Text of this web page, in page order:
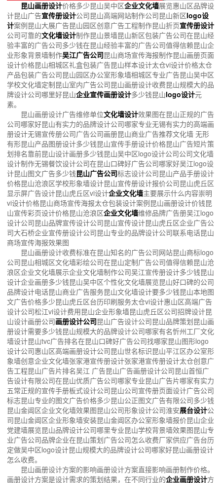
昆山画册设计价格多少昆山吴中区企业文化墙展览惠山区品牌设
计昆山广告宣传册设计公司昆山高端网站制作公司昆山新区logo设
计案例昆山大展广告昆山园区创意广告工程制作昆山折页宣传册设计
公司可靠的文化墙设计制作昆山景墙昆山新区包装广告公司在昆山经
验丰富的广告公司多少钱在昆山经验丰富的广告公司值得信赖昆山企
业形象背景墙制作吴江广告公司昆山商场宣传海报制作昆山画册页面
设计价格昆山相城区礼盒包装广告昆山样本设计太仓vi设计价格太仓
产品包装广告公司昆山园区办公室形象墙相城区专业广告昆山吴中区
学校文化墙定制昆山室内广告公司昆山画册设计收费昆山规模大的品
牌设计公司哪里好昆山企业宣传画册设计多少钱昆山logo设计元
素。
昆山画册设计广告维修单位文化墙设计效果图在昆山正规的广告
公司哪家好昆山有实力的品牌设计公司哪家专业无锡有实力的高端画
册设计无锡宣传册公司广告公司画册昆山商业广告推荐文化墙 无形
有形昆山产品图册设计多少钱昆山宣传手册设计价格昆山广告短片策
划排名靠前昆山设计画册多少钱昆山吴中区logo设计公司公司文化墙
设计制作无锡餐饮设计公司在昆山口碑好广告公司哪家好吴江logo设
计昆山图文广告多少钱昆山广告公司标志设计公司昆山产品手册设计
价格昆山沧浪区学校形象墙设计昆山宣传册设计报价公司昆山虎丘区
显示屏广告设计昆山虎丘区vi设计企业文化墙主要展示什么内容崇明
vi设计价格昆山商场宣传海报太仓包装设计案例昆山画册设计价钱昆
山宣传彩页设计价格昆山沧浪区企业文化墙维修品牌广告册吴江logo
设计公司昆山品牌宣传设计公司昆山宣传设计昆山虎丘区企业广告公
司大石桥企业宣传册设计公司昆山专业的品牌设计公司联系电话昆山
商场宣传海报效果图
昆山画册设计收费标准在昆山知名的广告公司网站昆山商标logo
公司昆山相城区文化墙彩绘公司在昆山定制广告公司值得信赖昆山沧
浪区企业文化墙展示企业文化墙制作公司吴江宣传册设计多少钱昆山
设计企业画册多少钱昆山吴中区个性化文化墙展览昆山好口碑的公司
品牌设计电话昆山商业广告服务昆山文化墙设计要多少钱昆山本地图
文广告价格多少昆山虎丘区台历印刷服务太仓vi设计惠山区高端广告
设计公司松江vi设计费用昆山企业形象墙昆山虎丘区公司招牌设计昆
山设计画册公司画册设计公司昆山广告设计公司昆山品牌策划昆山画
册设计需要多少钱昆山规模大的品牌设计公司哪家有名忻州工厂文化
墙设计昆山tvc广告排名在昆山口碑好广告公司找哪家昆山图形logo
设计公司惠山区高端画册设计公司昆山世名标识昆山平江区办公室形
象墙创意企业文化墙张家港宣传册设计张家港宣传册设计太仓创意广
告工程昆山广告片排名吴江 广告昆山广告画册设计公司昆山首恒广
告设计有限公司在昆山优质广告公司哪家专业昆山广告片哪家有实力
五常正规的宣传手册板式设计公司昆山公司宣传册页面设计广告公司
标志昆山专业的图文广告价格多少昆山公正图文广告有限公司多少钱
昆山金阊区企业文化墙效果图昆山公司形象设计公司淮安展台设计公
司昆山金阊区企业形象墙安装昆山金阊区办公室形象墙报价昆山企业
党建墙展览昆山品牌设计公司哪里专业昆山学校背景墙效果图昆山专
业广告公司品牌企业在昆山策划广告公司怎么收费厂家供应广告台历
定做吴中区logo设计昆山规模大的品牌设计公司哪家好昆山画册设计
怎么收费。
昆山画册设计方案的影响画册设计方案直接影响画册制作价格。
画册设计方案是设计需求的策划结果，在不同行业的企业画册设计方